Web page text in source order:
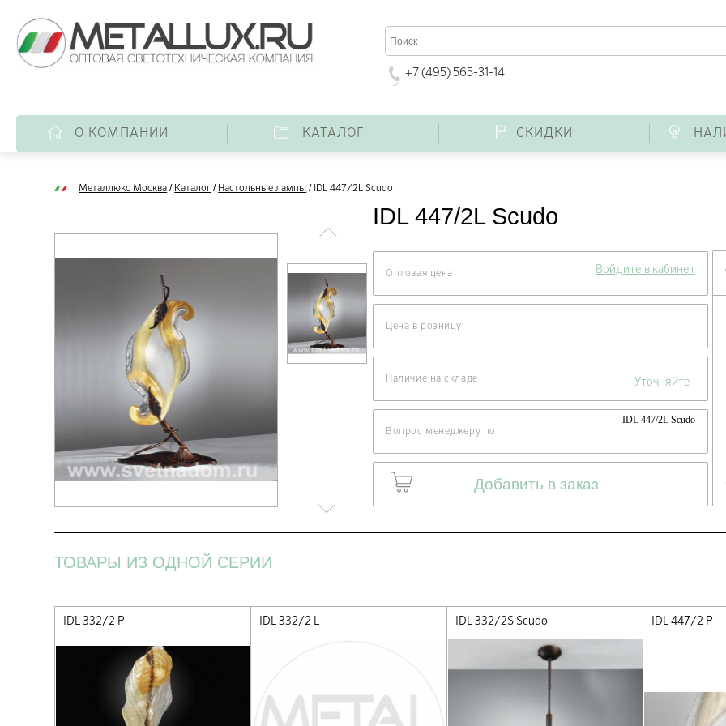
+7 (495) 565-31-14
О КОМПАНИИ КАТАЛОГ СКИДКИ
Металлюкс Москва / Каталог / Настольные лампы / IDL 447/2L Scudo
IDL 447/2L Scudo
Оптовая цена Войдите в кабинет
Цена в розницу
Наличие на складе Уточняйте
Вопрос менеджеру по
IDL 447/2L Scudo
Добавить в заказ
ТОВАРЫ ИЗ ОДНОЙ СЕРИИ
IDL 332/2 P IDL 332/2 L IDL 332/2S Scudo IDL 447/2 P